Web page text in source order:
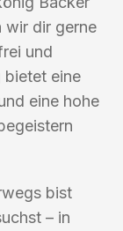
wir dir gerne
und
bietet eine
eine hohe
bist
– in